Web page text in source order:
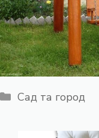
Категорії
Сад та город